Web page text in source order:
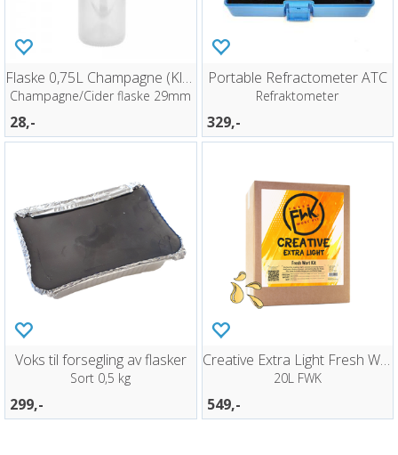
Flaske 0,75L Champagne (Klar) Sjølvplukk
Champagne/Cider flaske 29mm
28,-
Portable Refractometer ATC
Refraktometer
329,-
Voks til forsegling av flasker
Sort 0,5 kg
299,-
Creative Extra Light Fresh Wort Kit
20L FWK
549,-